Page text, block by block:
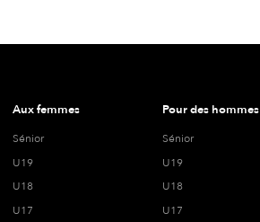
Aux femmes
Sénior
U19
U18
U17
Pour des hommes
Sénior
U19
U18
U17